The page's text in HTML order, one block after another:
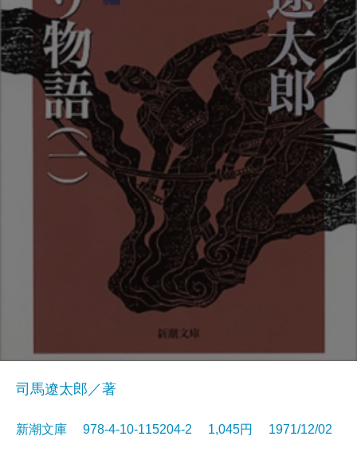
司馬遼太郎／著
新潮文庫 978-4-10-115204-2 1,045円 1971/12/02